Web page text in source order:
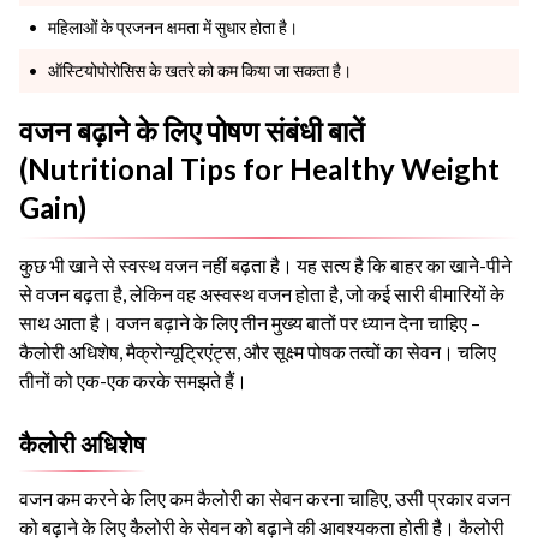
महिलाओं के प्रजनन क्षमता में सुधार होता है।
ऑस्टियोपोरोसिस के खतरे को कम किया जा सकता है।
वजन बढ़ाने के लिए पोषण संबंधी बातें
(Nutritional Tips for Healthy Weight
Gain)
कुछ भी खाने से स्वस्थ वजन नहीं बढ़ता है। यह सत्य है कि बाहर का खाने-पीने
से वजन बढ़ता है, लेकिन वह अस्वस्थ वजन होता है, जो कई सारी बीमारियों के
साथ आता है। वजन बढ़ाने के लिए तीन मुख्य बातों पर ध्यान देना चाहिए –
कैलोरी अधिशेष, मैक्रोन्यूट्रिएंट्स, और सूक्ष्म पोषक तत्वों का सेवन। चलिए
तीनों को एक-एक करके समझते हैं।
कैलोरी अधिशेष
वजन कम करने के लिए कम कैलोरी का सेवन करना चाहिए, उसी प्रकार वजन
को बढ़ाने के लिए कैलोरी के सेवन को बढ़ाने की आवश्यकता होती है। कैलोरी